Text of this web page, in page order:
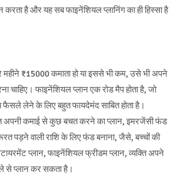
करता है और यह सब फाइनेंशियल प्लानिंग का ही हिस्सा है
महीने ₹15000 कमाता हो या इससे भी कम, उसे भी अपने
चाहिए। फाइनेंशियल प्लान एक रोड मैप होता है, जो
फैसले लेने के लिए बहुत फायदेमंद साबित होता है।
अपनी कमाई से कुछ बचत करने का प्लान, इमरजेंसी फंड
पड़ने वाली राशि के लिए फंड बनाना, जैसे, बच्चों की
प्लान, फाइनेंशियल फ्रीडम प्लान, व्यक्ति अपने
से प्लान कर सकता है।